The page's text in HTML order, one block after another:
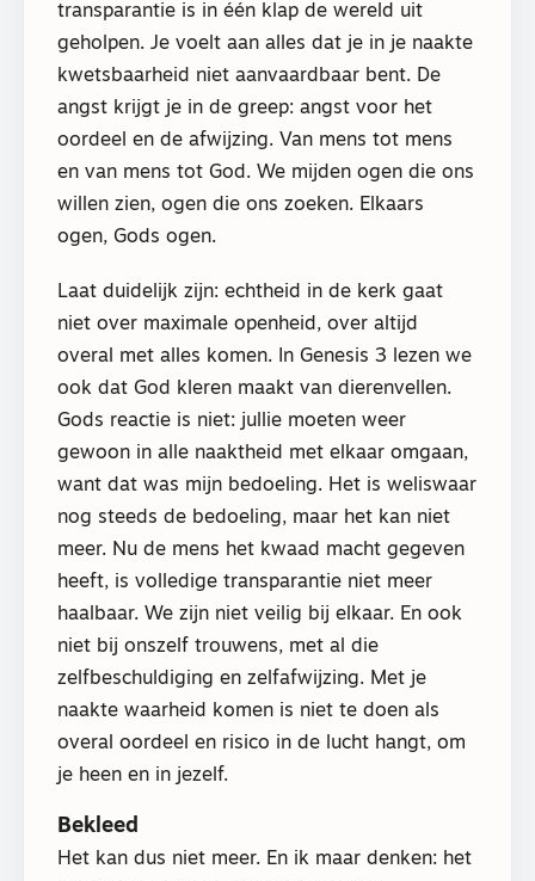
transparantie is in één klap de wereld uit
geholpen. Je voelt aan alles dat je in je naakte
kwetsbaarheid niet aanvaardbaar bent. De
angst krijgt je in de greep: angst voor het
oordeel en de afwijzing. Van mens tot mens
en van mens tot God. We mijden ogen die ons
willen zien, ogen die ons zoeken. Elkaars
ogen, Gods ogen.
Laat duidelijk zijn: echtheid in de kerk gaat
niet over maximale openheid, over altijd
overal met alles komen. In Genesis 3 lezen we
ook dat God kleren maakt van dierenvellen.
Gods reactie is niet: jullie moeten weer
gewoon in alle naaktheid met elkaar omgaan,
want dat was mijn bedoeling. Het is weliswaar
nog steeds de bedoeling, maar het kan niet
meer. Nu de mens het kwaad macht gegeven
heeft, is volledige transparantie niet meer
haalbaar. We zijn niet veilig bij elkaar. En ook
niet bij onszelf trouwens, met al die
zelfbeschuldiging en zelfafwijzing. Met je
naakte waarheid komen is niet te doen als
overal oordeel en risico in de lucht hangt, om
je heen en in jezelf.
Bekleed
Het kan dus niet meer. En ik maar denken: het